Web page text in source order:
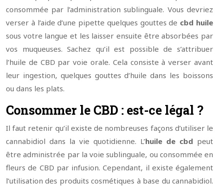
consommée par l’administration sublinguale. Vous devriez
verser à l’aide d’une pipette quelques gouttes de cbd huile
sous votre langue et les laisser ensuite être absorbées par
vos muqueuses. Sachez qu’il est possible de s’attribuer
l’huile de CBD par voie orale. Cela consiste à verser avant
leur ingestion, quelques gouttes d’huile dans les boissons
ou dans les plats.
Consommer le CBD : est-ce légal ?
Il faut retenir qu’il existe de nombreuses façons d’utiliser le
cannabidiol dans la vie quotidienne. L’huile de cbd peut
être administrée par la voie sublinguale, ou consommée en
fleurs de CBD par infusion. Cependant, il existe également
l’utilisation des produits cosmétiques à base du cannabidiol.